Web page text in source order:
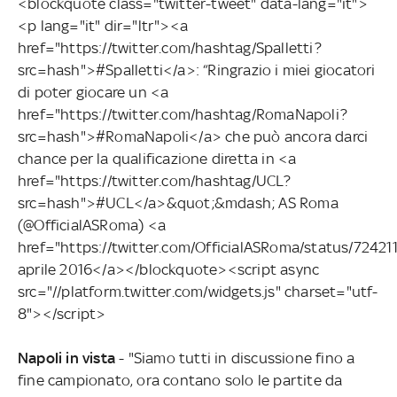
<p lang="it" dir="ltr"><a
href="https://twitter.com/hashtag/Spalletti?
src=hash">#Spalletti</a>: “Ringrazio i miei giocatori
di poter giocare un <a
href="https://twitter.com/hashtag/RomaNapoli?
src=hash">#RomaNapoli</a> che può ancora darci
chance per la qualificazione diretta in <a
href="https://twitter.com/hashtag/UCL?
src=hash">#UCL</a>&quot;&mdash; AS Roma
(@OfficialASRoma) <a
href="https://twitter.com/OfficialASRoma/status/
aprile 2016</a></blockquote><script async
src="//platform.twitter.com/widgets.js" charset="utf-
8"></script>
Napoli in vista- "Siamo tutti in discussione fino a
fine campionato, ora contano solo le partite da